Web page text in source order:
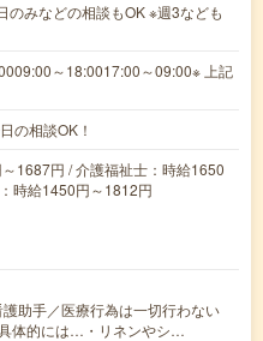
のみなどの相談もOK ※週3なども
～18:0017:00～09:00※ 上記
の相談OK！
1687円 / 介護福祉士：時給1650
時給1450円～1812円
助手／医療行為は一切行わない
体的には…・リネンやシ…